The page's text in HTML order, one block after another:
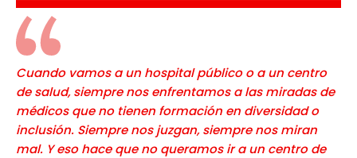
Cuando vamos a un hospital público o a un centro
de salud, siempre nos enfrentamos a las miradas de
médicos que no tienen formación en diversidad o
inclusión. Siempre nos juzgan, siempre nos miran
mal. Y eso hace que no queramos ir a un centro de